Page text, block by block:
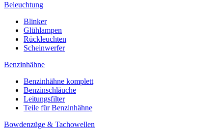
Beleuchtung
Blinker
Glühlampen
Rückleuchten
Scheinwerfer
Benzinhähne
Benzinhähne komplett
Benzinschläuche
Leitungsfilter
Teile für Benzinhähne
Bowdenzüge & Tachowellen